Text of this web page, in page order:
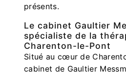
présents.
Le cabinet Gaultier
spécialiste de la
Charenton-le-Pont
Situé au cœur de
cabinet de Gaultier